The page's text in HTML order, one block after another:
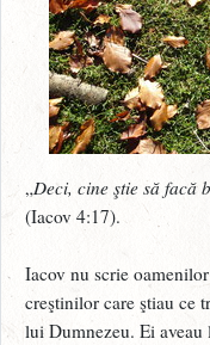
„Deci, cine ştie să facă
(Iacov 4:17).
Iacov nu scrie
creştinilor care ştiau ce
lui Dumnezeu. Ei